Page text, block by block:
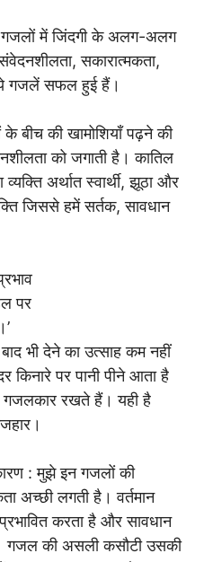
गजलों में जिंदगी के अलग-अलग
सकारात्मकता,
गजलें सफल हुई हैं।
बीच की खामोशियाँ पढ़ने की
को जगाती है। कातिल
अर्थात स्वार्थी, झूठा और
जिससे हमें सर्तक, सावधान
पर
भी देने का उत्साह कम नहीं
पर पानी पीने आता है
गजलकार रखते हैं। यही है
: मुझे इन गजलों की
अच्छी लगती है। वर्तमान
करता है और सावधान
गजल की असली कसौटी उसकी